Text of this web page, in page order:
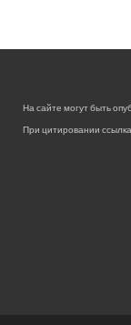
На сайте могут быть
При цитировании